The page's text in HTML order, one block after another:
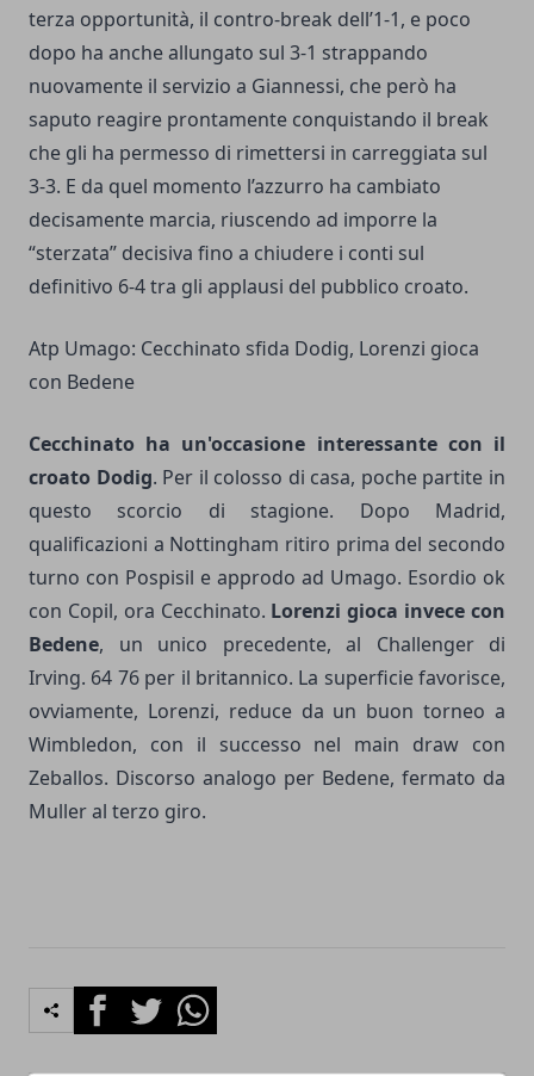
terza opportunità, il contro-break dell’1-1, e poco
dopo ha anche allungato sul 3-1 strappando
nuovamente il servizio a Giannessi, che però ha
saputo reagire prontamente conquistando il break
che gli ha permesso di rimettersi in carreggiata sul
3-3. E da quel momento l’azzurro ha cambiato
decisamente marcia, riuscendo ad imporre la
“sterzata” decisiva fino a chiudere i conti sul
definitivo 6-4 tra gli applausi del pubblico croato.
Atp Umago: Cecchinato sfida Dodig, Lorenzi gioca
con Bedene
Cecchinato ha un'occasione interessante con il
croato Dodig. Per il colosso di casa, poche partite in
questo scorcio di stagione. Dopo Madrid,
qualificazioni a Nottingham ritiro prima del secondo
turno con Pospisil e approdo ad Umago. Esordio ok
con Copil, ora Cecchinato. Lorenzi gioca invece con
Bedene, un unico precedente, al Challenger di
Irving. 64 76 per il britannico. La superficie favorisce,
ovviamente, Lorenzi, reduce da un buon torneo a
Wimbledon, con il successo nel main draw con
Zeballos. Discorso analogo per Bedene, fermato da
Muller al terzo giro.
FacebookTwitterWhatsapp